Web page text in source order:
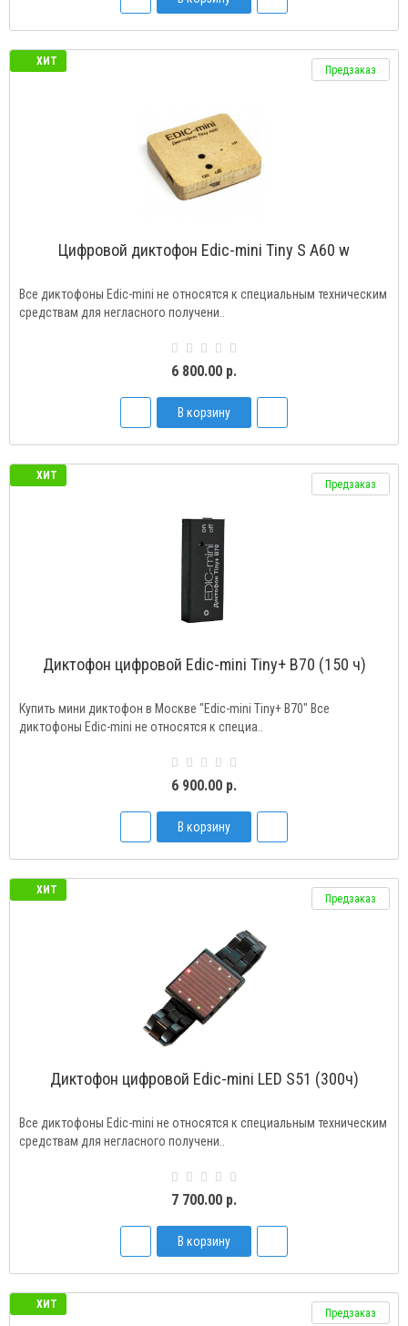
ХИТ
Предзаказ
Цифровой диктофон Edic-mini Tiny S A60 w
Все диктофоны Edic-mini не относятся к специальным техническим
средствам для негласного получени..
6 800.00 р.
В корзину
ХИТ
Предзаказ
Диктофон цифровой Edic-mini Tiny+ B70 (150 ч)
Купить мини диктофон в Москве "Edic-mini Tiny+ B70" Все
диктофоны Edic-mini не относятся к специа..
6 900.00 р.
В корзину
ХИТ
Предзаказ
Диктофон цифровой Edic-mini LED S51 (300ч)
Все диктофоны Edic-mini не относятся к специальным техническим
средствам для негласного получени..
7 700.00 р.
В корзину
ХИТ
Предзаказ